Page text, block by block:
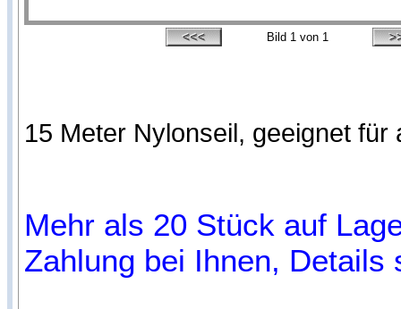
Bild 1von 1
15 Meter Nylonseil, geeignet
Mehr als 20 Stück auf
Zahlung bei Ihnen, Details